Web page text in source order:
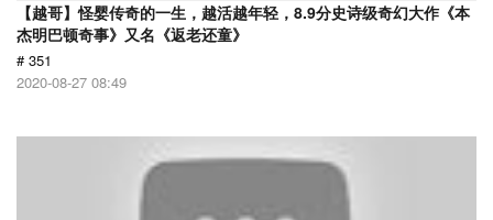
【越哥】怪婴传奇的一生，越活越年轻，8.9分史诗级奇幻大作《本
杰明巴顿奇事》又名《返老还童》
# 351
2020-08-27 08:49